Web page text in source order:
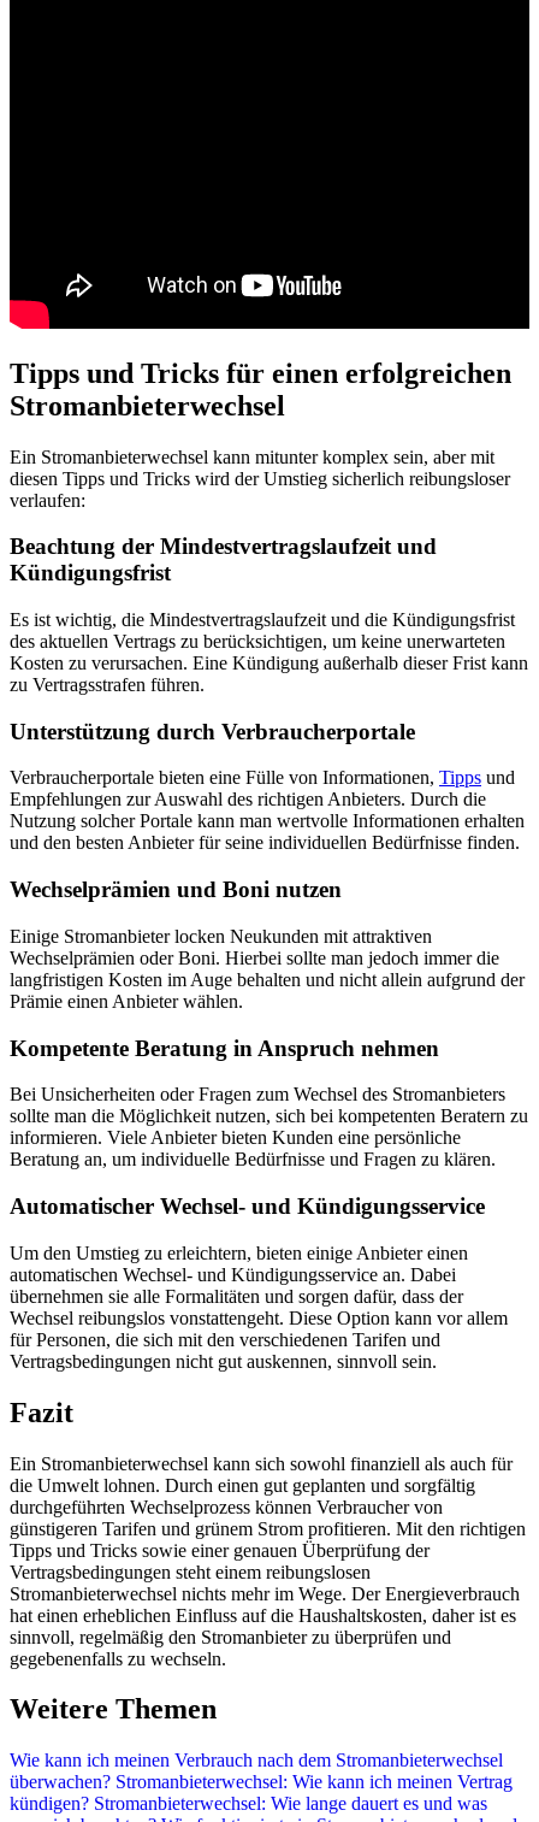
Tipps und Tricks für einen erfolgreichen
Stromanbieterwechsel
Ein Stromanbieterwechsel kann mitunter komplex sein, aber mit
diesen Tipps und Tricks wird der Umstieg sicherlich reibungsloser
verlaufen:
Beachtung der Mindestvertragslaufzeit und
Kündigungsfrist
Es ist wichtig, die Mindestvertragslaufzeit und die Kündigungsfrist
des aktuellen Vertrags zu berücksichtigen, um keine unerwarteten
Kosten zu verursachen. Eine Kündigung außerhalb dieser Frist kann
zu Vertragsstrafen führen.
Unterstützung durch Verbraucherportale
Verbraucherportale bieten eine Fülle von Informationen, Tipps und
Empfehlungen zur Auswahl des richtigen Anbieters. Durch die
Nutzung solcher Portale kann man wertvolle Informationen erhalten
und den besten Anbieter für seine individuellen Bedürfnisse finden.
Wechselprämien und Boni nutzen
Einige Stromanbieter locken Neukunden mit attraktiven
Wechselprämien oder Boni. Hierbei sollte man jedoch immer die
langfristigen Kosten im Auge behalten und nicht allein aufgrund der
Prämie einen Anbieter wählen.
Kompetente Beratung in Anspruch nehmen
Bei Unsicherheiten oder Fragen zum Wechsel des Stromanbieters
sollte man die Möglichkeit nutzen, sich bei kompetenten Beratern zu
informieren. Viele Anbieter bieten Kunden eine persönliche
Beratung an, um individuelle Bedürfnisse und Fragen zu klären.
Automatischer Wechsel- und Kündigungsservice
Um den Umstieg zu erleichtern, bieten einige Anbieter einen
automatischen Wechsel- und Kündigungsservice an. Dabei
übernehmen sie alle Formalitäten und sorgen dafür, dass der
Wechsel reibungslos vonstattengeht. Diese Option kann vor allem
für Personen, die sich mit den verschiedenen Tarifen und
Vertragsbedingungen nicht gut auskennen, sinnvoll sein.
Fazit
Ein Stromanbieterwechsel kann sich sowohl finanziell als auch für
die Umwelt lohnen. Durch einen gut geplanten und sorgfältig
durchgeführten Wechselprozess können Verbraucher von
günstigeren Tarifen und grünem Strom profitieren. Mit den richtigen
Tipps und Tricks sowie einer genauen Überprüfung der
Vertragsbedingungen steht einem reibungslosen
Stromanbieterwechsel nichts mehr im Wege. Der Energieverbrauch
hat einen erheblichen Einfluss auf die Haushaltskosten, daher ist es
sinnvoll, regelmäßig den Stromanbieter zu überprüfen und
gegebenenfalls zu wechseln.
Weitere Themen
Wie kann ich meinen Verbrauch nach dem Stromanbieterwechsel
überwachen? Stromanbieterwechsel: Wie kann ich meinen Vertrag
kündigen? Stromanbieterwechsel: Wie lange dauert es und was